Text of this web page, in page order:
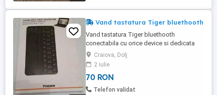
Vand tastatura Tiger bluethooth
Vand tastatura Tiger bluethooth
conectabila cu orice device si dedicata
Ipad 2/3/4,noua
Craiova, Dolj
2 iulie
70 RON
Telefon validat